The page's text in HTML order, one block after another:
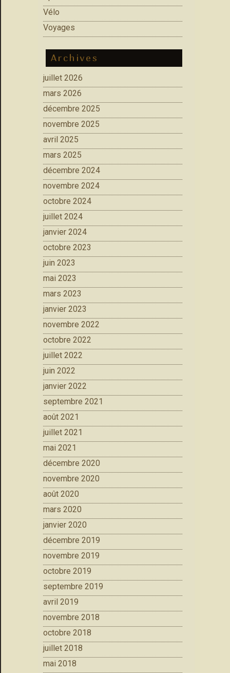
Vélo
Voyages
Archives
juillet 2026
mars 2026
décembre 2025
novembre 2025
avril 2025
mars 2025
décembre 2024
novembre 2024
octobre 2024
juillet 2024
janvier 2024
octobre 2023
juin 2023
mai 2023
mars 2023
janvier 2023
novembre 2022
octobre 2022
juillet 2022
juin 2022
janvier 2022
septembre 2021
août 2021
juillet 2021
mai 2021
décembre 2020
novembre 2020
août 2020
mars 2020
janvier 2020
décembre 2019
novembre 2019
octobre 2019
septembre 2019
avril 2019
novembre 2018
octobre 2018
juillet 2018
mai 2018